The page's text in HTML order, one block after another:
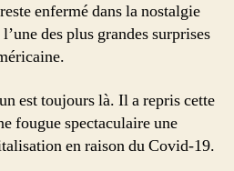
enfermé dans la nostalgie
des plus grandes surprises
est toujours là. Il a repris cette
fougue spectaculaire une
en raison du Covid-19.